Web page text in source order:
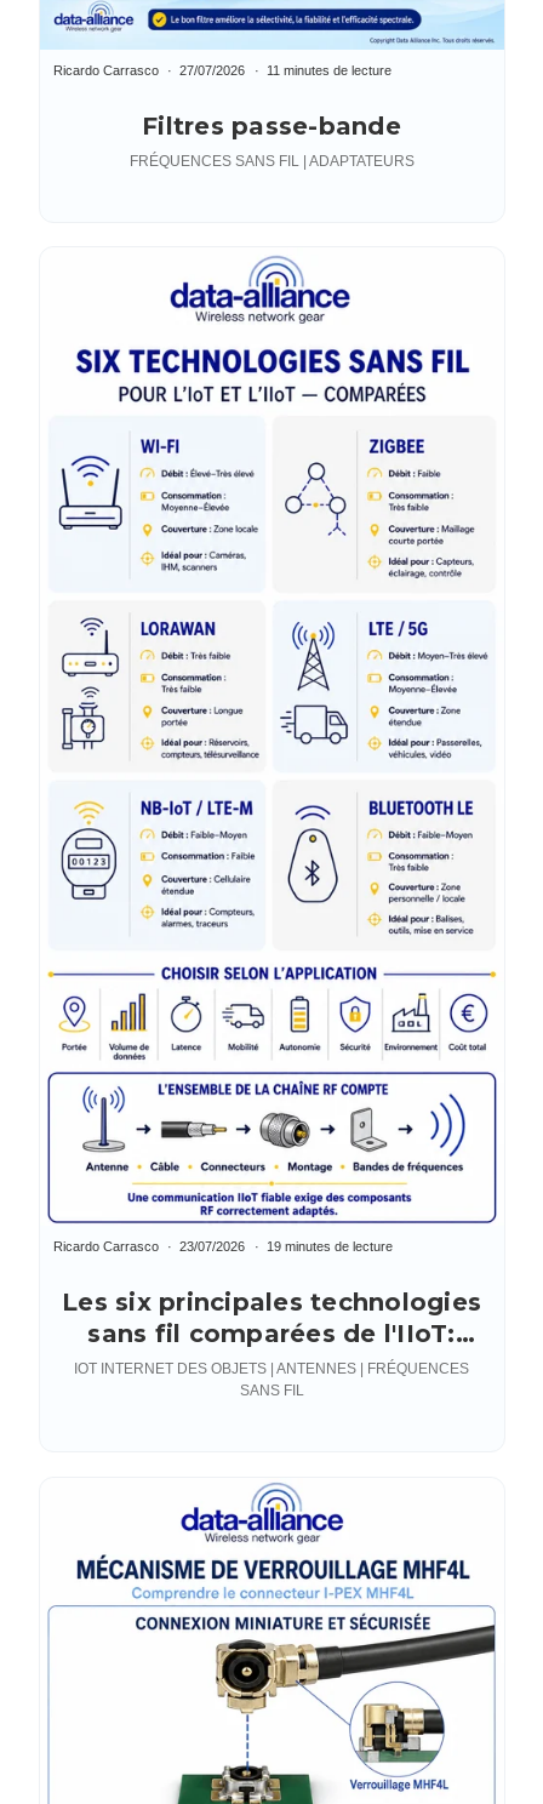
Filtres passe-bande
Ricardo Carrasco 27/07/2026 11 minutes de lecture
FRÉQUENCES SANS FIL | ADAPTATEURS
Les six principales technologies
sans fil comparées de l'IIoT:
l'Internet industriel des objets
Ricardo Carrasco 23/07/2026 19 minutes de lecture
IOT INTERNET DES OBJETS | ANTENNES | FRÉQUENCES
SANS FIL